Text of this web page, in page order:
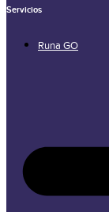
Servicios
Runa GO